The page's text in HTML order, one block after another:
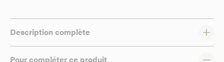
Description complète
Pour compléter ce produit